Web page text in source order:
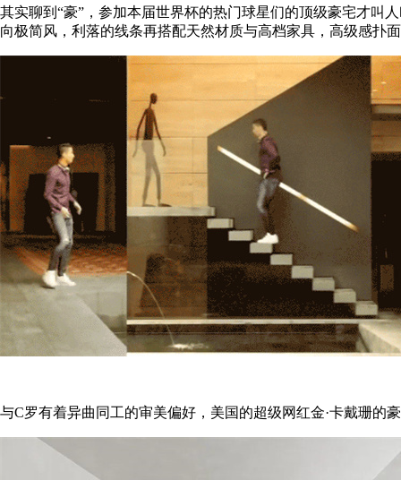
其实聊到“豪”，参加本届世界杯的热门球星们的顶级豪宅才叫
向极简风，利落的线条再搭配天然材质与高档家具，高级感扑
与C罗有着异曲同工的审美偏好，美国的超级网红金·卡戴珊的